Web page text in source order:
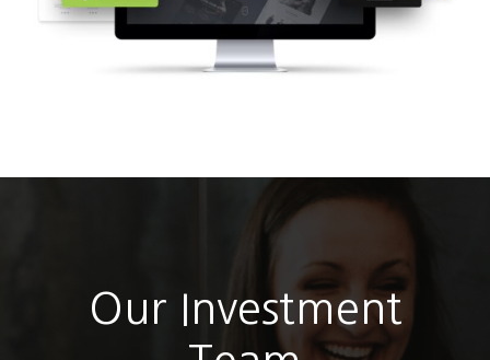
Our Investment